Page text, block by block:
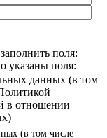
поля:
указаны поля:
данных (в том
в отношении
(в том числе